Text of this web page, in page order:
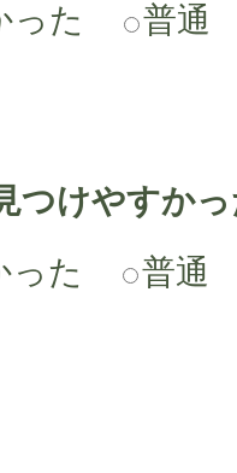
った
普通
つけやすか
った
普通